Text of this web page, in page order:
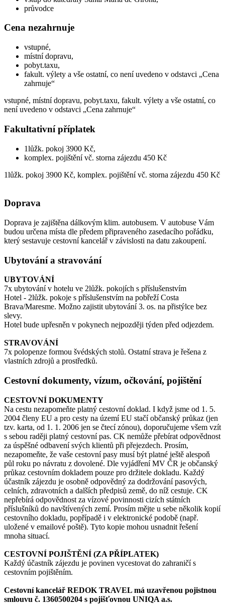
průvodce
Cena nezahrnuje
vstupné,
místní dopravu,
pobyt.taxu,
fakult. výlety a vše ostatní, co není uvedeno v odstavci „Cena
zahrnuje“
vstupné, místní dopravu, pobyt.taxu, fakult. výlety a vše ostatní, co
není uvedeno v odstavci „Cena zahrnuje“
Fakultativní příplatek
1lůžk. pokoj 3900 Kč,
komplex. pojištění vč. storna zájezdu 450 Kč
1lůžk. pokoj 3900 Kč, komplex. pojištění vč. storna zájezdu 450 Kč
Doprava
Doprava je zajištěna dálkovým klim. autobusem. V autobuse Vám
budou určena místa dle předem připraveného zasedacího pořádku,
který sestavuje cestovní kancelář v závislosti na datu zakoupení.
Ubytování a stravování
UBYTOVÁNÍ
7x ubytování v hotelu ve 2lůžk. pokojích s příslušenstvím
Hotel - 2lůžk. pokoje s příslušenstvím na pobřeží Costa
Brava/Maresme. Možno zajistit ubytování 3. os. na přistýlce bez
slevy.
Hotel bude upřesněn v pokynech nejpozději týden před odjezdem.
STRAVOVÁNÍ
7x polopenze formou švédských stolů. Ostatní strava je řešena z
vlastních zdrojů a prostředků.
Cestovní dokumenty, vízum, očkování, pojištění
CESTOVNÍ DOKUMENTY
Na cestu nezapomeňte platný cestovní doklad. I když jsme od 1. 5.
2004 členy EU a pro cesty na území EU stačí občanský průkaz (jen
tzv. karta, od 1. 1. 2006 jen se čtecí zónou), doporučujeme všem vzít
s sebou raději platný cestovní pas. CK nemůže přebírat odpovědnost
za úspěšné odbavení svých klientů při přejezdech. Prosím,
nezapomeňte, že vaše cestovní pasy musí být platné ještě alespoň
půl roku po návratu z dovolené. Dle vyjádření MV ČR je občanský
průkaz cestovním dokladem pouze pro držitele dokladu. Každý
účastník zájezdu je osobně odpovědný za dodržování pasových,
celních, zdravotních a dalších předpisů země, do níž cestuje. CK
nepřebírá odpovědnost za vízové povinnosti cizích státních
příslušníků do navštívených zemí. Prosím mějte u sebe několik kopií
cestovního dokladu, popřípadě i v elektronické podobě (např.
uložené v emailové poště). Tyto kopie mohou usnadnit řešení
mnoha situací.
CESTOVNÍ POJIŠTĚNÍ (ZA PŘÍPLATEK)
Každý účastník zájezdu je povinen vycestovat do zahraničí s
cestovním pojištěním.
Cestovní kancelář REDOK TRAVEL má uzavřenou pojistnou
smlouvu č. 1360500204 s pojišťovnou UNIQA a.s.